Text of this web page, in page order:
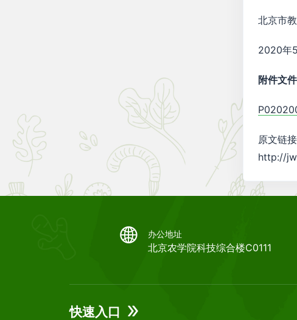
北京市
2020年
附件文件
原文链接
http://
办公地址
北京农学院科技综合楼C0111
快速入口